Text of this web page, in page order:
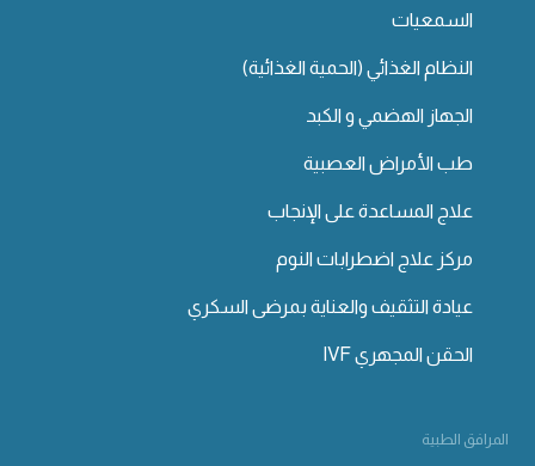
السمعيات
النظام الغذائي (الحمية الغذائية)
الجهاز الهضمي و الكبد
طب الأمراض العصبية
علاج المساعدة على الإنجاب
مركز علاج اضطرابات النوم
عيادة التثقيف والعناية بمرضى السكري
الحقن المجهري IVF
المرافق الطبية